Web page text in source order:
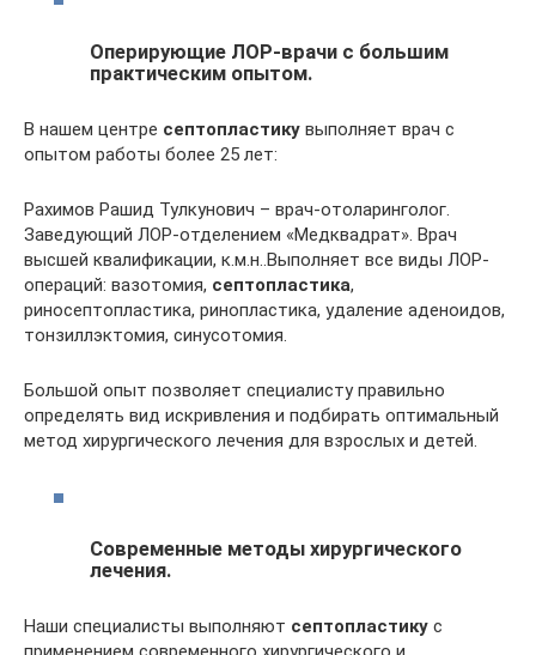
Оперирующие ЛОР-врачи с большим
практическим опытом.
В нашем центре септопластику выполняет врач с
опытом работы более 25 лет:
Рахимов Рашид Тулкунович – врач-отоларинголог.
Заведующий ЛОР-отделением «Медквадрат». Врач
высшей квалификации, к.м.н..Выполняет все виды ЛОР-
операций: вазотомия, септопластика,
риносептопластика, ринопластика, удаление аденоидов,
тонзиллэктомия, синусотомия.
Большой опыт позволяет специалисту правильно
определять вид искривления и подбирать оптимальный
метод хирургического лечения для взрослых и детей.
Современные методы хирургического
лечения.
Наши специалисты выполняют септопластику с